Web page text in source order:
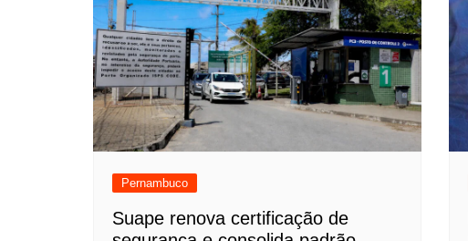
Pernambuco
Suape renova certificação de